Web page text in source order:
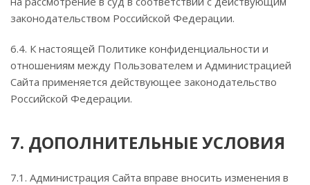
законодательством Российской Федерации.
6.4. К настоящей Политике конфиденциальности и
отношениям между Пользователем и Администрацией
Сайта применяется действующее законодательство
Российской Федерации.
7. ДОПОЛНИТЕЛЬНЫЕ УСЛОВИЯ
7.1. Администрация Сайта вправе вносить изменения в